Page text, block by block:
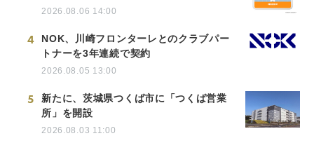
2026.08.06 14:00
4
NOK、川崎フロンターレとのクラブパー
トナーを3年連続で契約
2026.08.05 13:00
5
新たに、茨城県つくば市に「つくば営業
所」を開設
2026.08.03 11:00